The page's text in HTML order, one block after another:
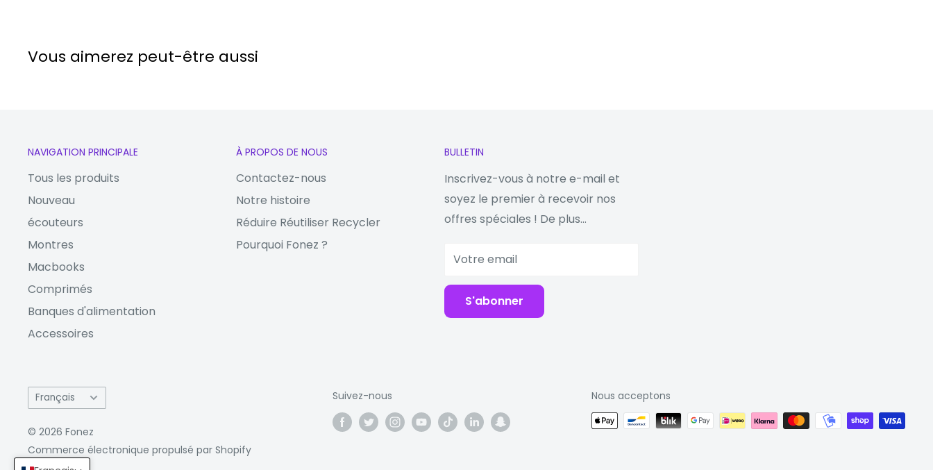
Vous aimerez peut-être aussi
NAVIGATION PRINCIPALE
Tous les produits
Nouveau
écouteurs
Montres
Macbooks
Comprimés
Banques d'alimentation
Accessoires
À PROPOS DE NOUS
Contactez-nous
Notre histoire
Réduire Réutiliser Recycler
Pourquoi Fonez ?
BULLETIN
Inscrivez-vous à notre e-mail et
soyez le premier à recevoir nos
offres spéciales ! De plus...
Votre email
S'abonner
Langue
Français
© 2026 Fonez
Commerce électronique propulsé par Shopify
Suivez-nous Nous acceptons